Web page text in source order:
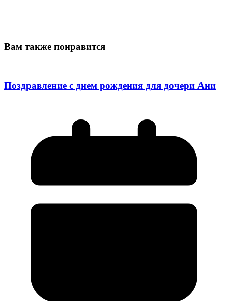
Вам также понравится
Поздравление с днем рождения для дочери Ани